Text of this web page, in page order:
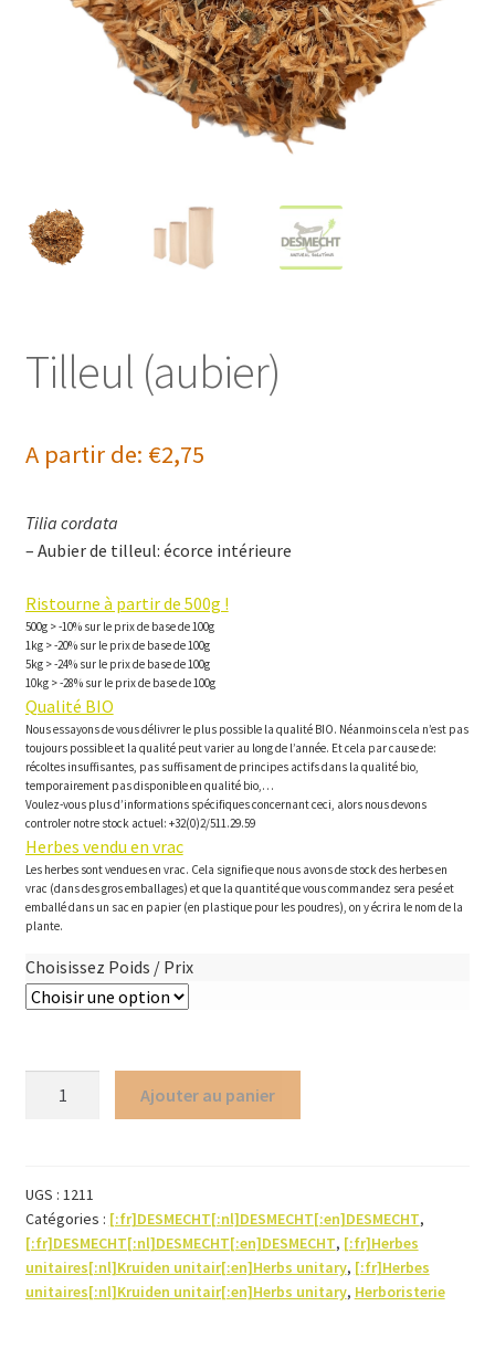
Tilleul (aubier)
A partir de: €2,75
Tilia cordata
– Aubier de tilleul: écorce intérieure
Ristourne à partir de 500g !
500g > -10% sur le prix de base de 100g
1kg > -20% sur le prix de base de 100g
5kg > -24% sur le prix de base de 100g
10kg > -28% sur le prix de base de 100g
Qualité BIO
Nous essayons de vous délivrer le plus possible la qualité BIO. Néanmoins cela n’est pas
toujours possible et la qualité peut varier au long de l’année. Et cela par cause de:
récoltes insuffisantes, pas suffisament de principes actifs dans la qualité bio,
temporairement pas disponible en qualité bio,…
Voulez-vous plus d’informations spécifiques concernant ceci, alors nous devons
controler notre stock actuel: +32(0)2/511.29.59
Herbes vendu en vrac
Les herbes sont vendues en vrac. Cela signifie que nous avons de stock des herbes en
vrac (dans des gros emballages) et que la quantité que vous commandez sera pesé et
emballé dans un sac en papier (en plastique pour les poudres), on y écrira le nom de la
plante.
Choisissez Poids / Prix
Ajouter au panier
UGS : 1211
Catégories : [:fr]DESMECHT[:nl]DESMECHT[:en]DESMECHT,
[:fr]DESMECHT[:nl]DESMECHT[:en]DESMECHT, [:fr]Herbes
unitaires[:nl]Kruiden unitair[:en]Herbs unitary, [:fr]Herbes
unitaires[:nl]Kruiden unitair[:en]Herbs unitary, Herboristerie